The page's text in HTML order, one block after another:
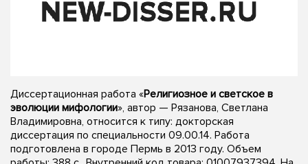
Диссертационная работа «Религиозное и светское в
эволюции мифологии», автор — Рязанова, Светлана
Владимировна, относится к типу: докторская
диссертация по специальности 09.00.14. Работа
подготовлена в городе Пермь в 2013 году. Объем